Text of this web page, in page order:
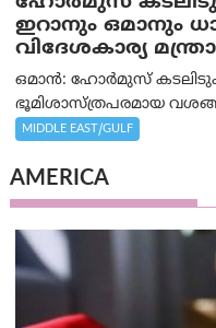
ഇറാനും ഒമാനും
വിദേശകാര്യ
ഒമാന്‍: ഹോർമുസ്
ഭൂമിശാസ്ത്രപരമായ
MIDDLE EAST/GULF
AMERICA